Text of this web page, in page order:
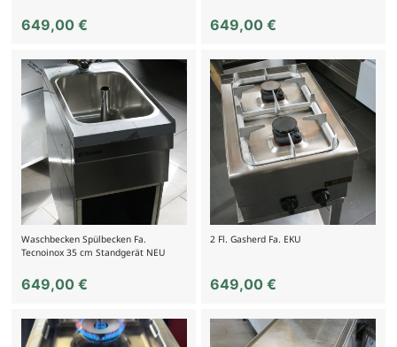
649,00 € 649,00€
Waschbecken Spülbecken Fa.
Tecnoinox 35 cm Standgerät NEU
649,00 €
2 Fl. Gasherd Fa. EKU
649,00€